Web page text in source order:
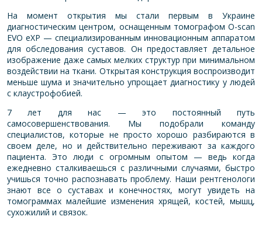
На момент открытия мы стали первым в Украине
диагностическим центром, оснащенным томографом O-scan
EVO eXP — специализированным инновационным аппаратом
для обследования суставов. Он предоставляет детальное
изображение даже самых мелких структур при минимальном
воздействии на ткани. Открытая конструкция воспроизводит
меньше шума и значительно упрощает диагностику у людей
с клаустрофобией.
7 лет для нас — это постоянный путь
самосовершенствования. Мы подобрали команду
специалистов, которые не просто хорошо разбираются в
своем деле, но и действительно переживают за каждого
пациента. Это люди с огромным опытом — ведь когда
ежедневно сталкиваешься с различными случаями, быстро
учишься точно распознавать проблему. Наши рентгенологи
знают все о суставах и конечностях, могут увидеть на
томограммах малейшие изменения хрящей, костей, мышц,
сухожилий и связок.